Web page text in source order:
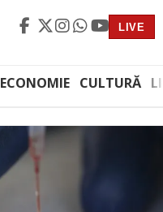
LIVE
ECONOMIE CULTURĂ